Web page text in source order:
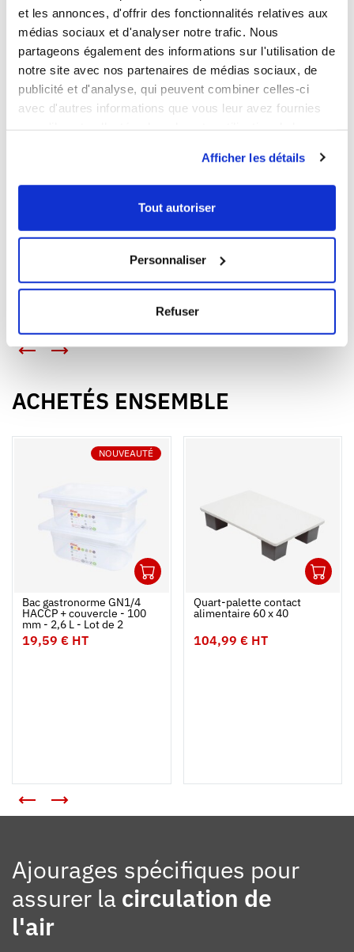
et les annonces, d'offrir des fonctionnalités relatives aux
médias sociaux et d'analyser notre trafic. Nous
partageons également des informations sur l'utilisation de
notre site avec nos partenaires de médias sociaux, de
publicité et d'analyse, qui peuvent combiner celles-ci
avec d'autres informations que vous leur avez fournies
Afficher les détails
Tout autoriser
Personnaliser
Refuser
Caisse ajourée fond plein
Contenance
Couleur
NOUVEAUTÉ
Caisse ajourée avec
Contenance
25 L
Couleur
<
>
ACHETÉS ENSEMBLE
NOUVEAUTÉ
Ouvrir
Ajouter au panier
Fermer
Bac gastronorme GN1/4
HACCP + couvercle - 100
mm - 2,6 L - Lot de 2
19,59 € HT
Quart-palette contact
alimentaire 60 x 40
104,99 € HT
Ajourages spécifiques pour
assurer la circulation de
l'air